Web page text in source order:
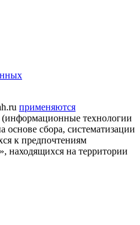
применяются
(информационные технологии
сбора, систематизации
к предпочтениям
находящихся на территории